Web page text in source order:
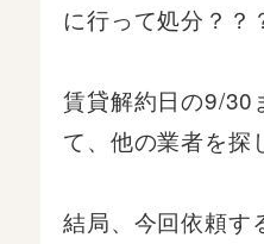
に行って処分？？
賃貸解約日の9/30
て、他の業者を探
結局、今回依頼す